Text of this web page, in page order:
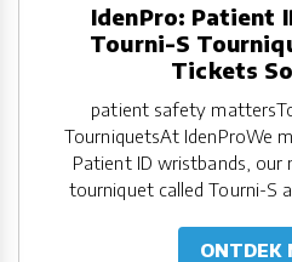
IdenPro: Patient
Tourni-S
Tickets
patient safety
TourniquetsAt IdenProWe
Patient ID wristbands, our
tourniquet called Tourni-S
ONTDEK